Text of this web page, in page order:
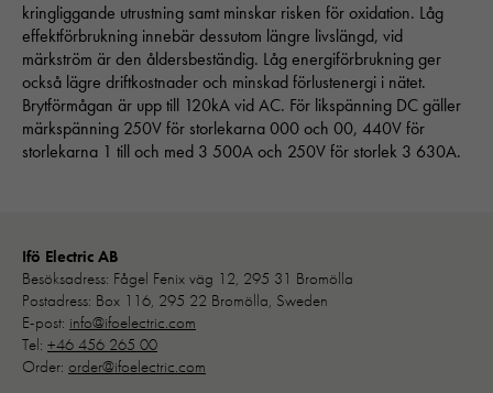
kringliggande utrustning samt minskar risken för oxidation. Låg
effektförbrukning innebär dessutom längre livslängd, vid
märkström är den åldersbeständig. Låg energiförbrukning ger
också lägre driftkostnader och minskad förlustenergi i nätet.
Brytförmågan är upp till 120kA vid AC. För likspänning DC gäller
märkspänning 250V för storlekarna 000 och 00, 440V för
storlekarna 1 till och med 3 500A och 250V för storlek 3 630A.
Ifö Electric AB
Besöksadress: Fågel Fenix väg 12, 295 31 Bromölla
Postadress: Box 116, 295 22 Bromölla, Sweden
E-post: info@ifoelectric.com
Tel: +46 456 265 00
Order: order@ifoelectric.com
behövs för att hemsidan över huvud
ska fungera:
denna kaka kommer ihåg ditt val av
kakor.
hemsidans
funktionalitet